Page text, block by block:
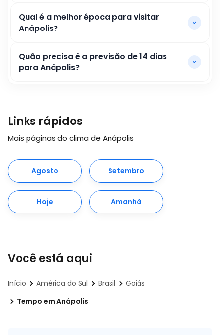
Qual é a melhor época para visitar
Anápolis?
Quão precisa é a previsão de 14 dias
para Anápolis?
Links rápidos
Mais páginas do clima de Anápolis
Agosto Setembro
Hoje Amanhã
Você está aqui
Início América do Sul Brasil
Goiás
Tempo em Anápolis